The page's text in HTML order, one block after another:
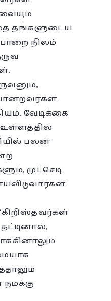
தங்களுடைய
நிலம்
வேடிக்கை
பலன்
முட்செடி